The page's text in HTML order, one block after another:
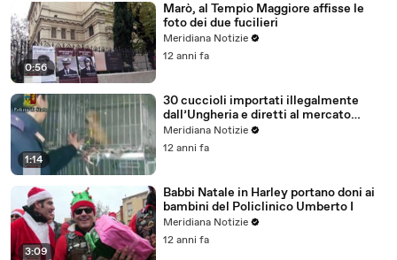
0:56
Marò, al Tempio Maggiore affisse le
foto dei due fucilieri
Meridiana Notizie
12 anni fa
1:14
30 cuccioli importati illegalmente
dall’Ungheria e diretti al mercato
romano
Meridiana Notizie
12 anni fa
3:09
Babbi Natale in Harley portano doni ai
bambini del Policlinico Umberto I
Meridiana Notizie
12 anni fa